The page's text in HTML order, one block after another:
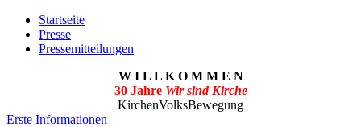
Startseite
Presse
Pressemitteilungen
W I L L K O M M E N
30 Jahre Wir sind Kirche
KirchenVolksBewegung
Erste Informationen